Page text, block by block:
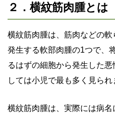
２．横紋筋肉腫とは
横紋筋肉腫は、筋肉などの
発生する軟部肉腫の1つで、
るはずの細胞から発生した
しては小児で最も多く見られ
横紋筋肉腫は、実際には病名